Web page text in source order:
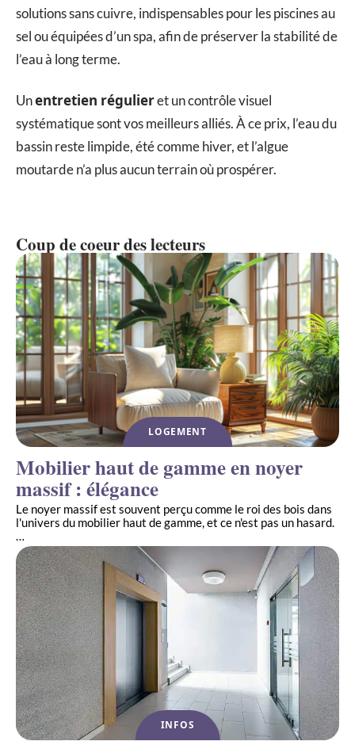
solutions sans cuivre, indispensables pour les piscines au
sel ou équipées d’un spa, afin de préserver la stabilité de
l’eau à long terme.
Unentretien régulieret un contrôle visuel
systématique sont vos meilleurs alliés. À ce prix, l’eau du
bassin reste limpide, été comme hiver, et l’algue
moutarde n’a plus aucun terrain où prospérer.
Coup de coeur des lecteurs
LOGEMENT
Mobilier haut de gamme en noyer
massif : élégance
Le noyer massif est souvent perçu comme le roi des bois dans
l'univers du mobilier haut de gamme, et ce n'est pas un hasard.
…
INFOS